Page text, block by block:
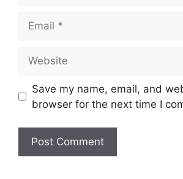
Save my name, email, and
browser for the next time I